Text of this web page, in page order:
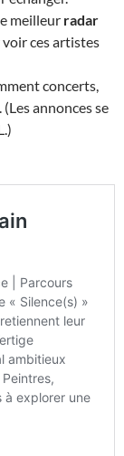
meilleur radar
ces artistes
concerts,
annonces se